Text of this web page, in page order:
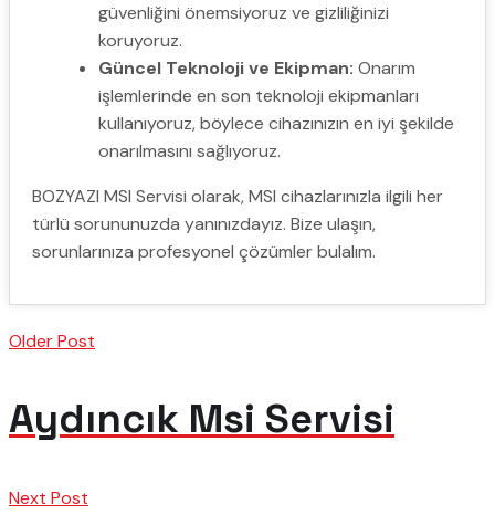
güvenliğini önemsiyoruz ve gizliliğinizi
koruyoruz.
Güncel Teknoloji ve Ekipman: Onarım
işlemlerinde en son teknoloji ekipmanları
kullanıyoruz, böylece cihazınızın en iyi şekilde
onarılmasını sağlıyoruz.
BOZYAZI MSI Servisi olarak, MSI cihazlarınızla ilgili her
türlü sorununuzda yanınızdayız. Bize ulaşın,
sorunlarınıza profesyonel çözümler bulalım.
Older Post
Aydıncık Msi Servisi
Next Post